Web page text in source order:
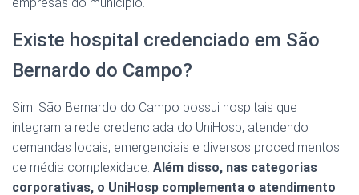
Existe hospital credenciado em São
Bernardo do Campo?
Sim. São Bernardo do Campo possui hospitais que
integram a rede credenciada do UniHosp, atendendo
demandas locais, emergenciais e diversos procedimentos
de média complexidade. Além disso, nas categorias
corporativas, o UniHosp complementa o atendimento